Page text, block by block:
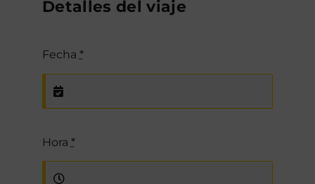
Detalles del viaje
Fecha *
Hora *